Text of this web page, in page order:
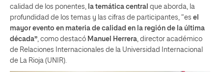
calidad de los ponentes,
la temática central que aborda, la
profundidad de los temas y las cifras de participantes, “es el
mayor evento en materia de calidad en la región de la última
década” , como destacó Manuel Herrera , director académico
de Relaciones Internacionales de la Universidad Internacional
de La Rioja (UNIR).